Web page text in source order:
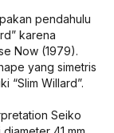
pendahulu
karena
Now (1979).
yang simetris
“Slim Willard”.
Seiko